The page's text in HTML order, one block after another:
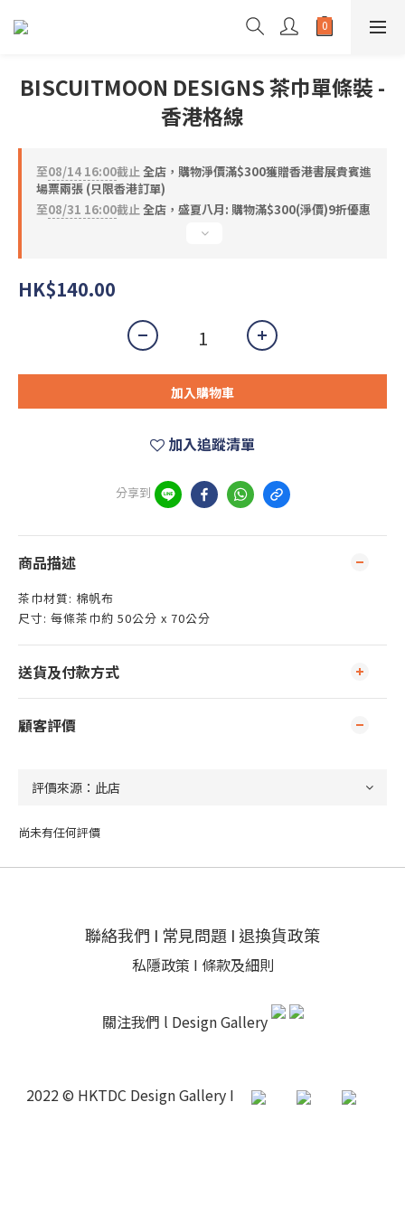
BISCUITMOON DESIGNS 茶巾單條裝 -
香港格線
至08/14 16:00截止全店，購物淨價滿$300獲贈香港書展貴賓進
場票兩張 (只限香港訂單)
至08/31 16:00截止全店，盛夏八月: 購物滿$300(淨價)9折優惠
HK$140.00
加入購物車
加入追蹤清單
分享到
商品描述
茶巾材質: 棉帆布
尺寸: 每條茶巾約 50公分 x 70公分
送貨及付款方式
顧客評價
尚未有任何評價
聯絡我們 I 常見問題 I 退換貨政策
私隱政策 I 條款及細則
關注我們 l Design Gallery
2022 © HKTDC Design Gallery I